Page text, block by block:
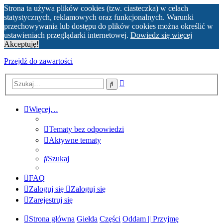
Strona ta używa plików cookies (tzw. ciasteczka) w celach
statystycznych, reklamowych oraz funkcjonalnych. Warunki
przechowywania lub dostępu do plików cookies można określić w
ustawieniach przeglądarki internetowej. Dowiedz się więcej
Akceptuję!
Przejdź do zawartości
Szukaj
Więcej…
Tematy bez odpowiedzi
Aktywne tematy
Szukaj
FAQ
Zaloguj się
Zaloguj się
Zarejestruj się
Strona główna Giełda Części Oddam || Przyjmę